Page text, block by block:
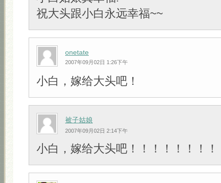
祝大头跟小白永远幸福~~
onetate
2007年09月02日 1:26下午
小白，嫁给大头吧！
被子姑娘
2007年09月02日 2:14下午
小白，嫁给大头吧！！！！！！！！